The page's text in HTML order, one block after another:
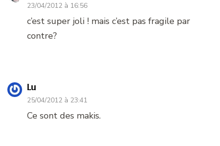
23/04/2012 à 16:56
c’est super joli ! mais c’est pas fragile par
contre?
Lu
25/04/2012 à 23:41
Ce sont des makis.